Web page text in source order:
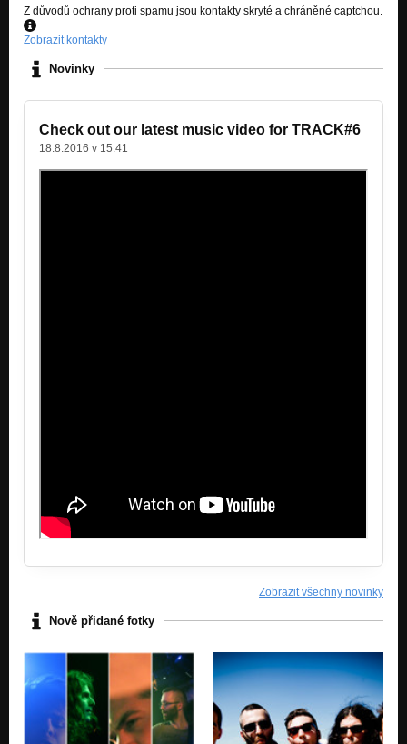
Z důvodů ochrany proti spamu jsou kontakty skryté a chráněné captchou.
Zobrazit kontakty
Novinky
Check out our latest music video for TRACK#6
18.8.2016 v 15:41
Zobrazit všechny novinky
Nově přidané fotky